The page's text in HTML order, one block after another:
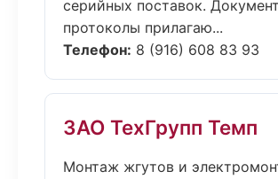
серийных поставок.
протоколы прилагаю...
Телефон: 8 (916) 608 83 93
ЗАО ТехГрупп Темп
Монтаж жгутов и